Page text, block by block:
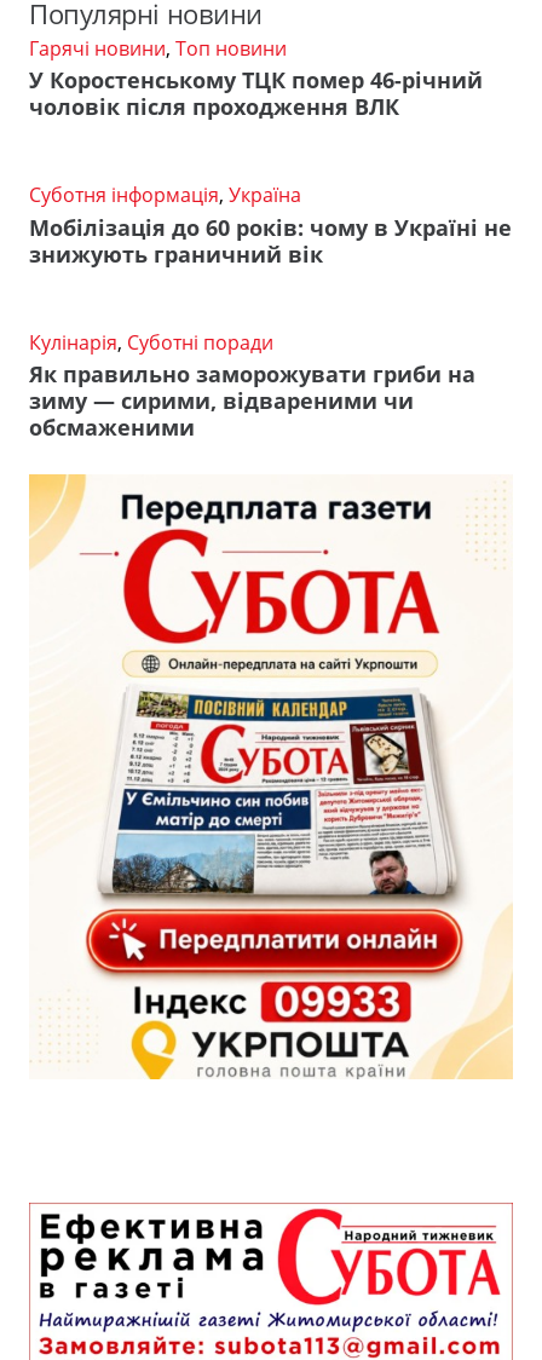
Популярні новини
Гарячі новини, Топ новини
У Коростенському ТЦК помер 46-річний
чоловік після проходження ВЛК
Суботня інформація, Україна
Мобілізація до 60 років: чому в Україні не
знижують граничний вік
Кулінарія, Суботні поради
Як правильно заморожувати гриби на
зиму — сирими, відвареними чи
обсмаженими